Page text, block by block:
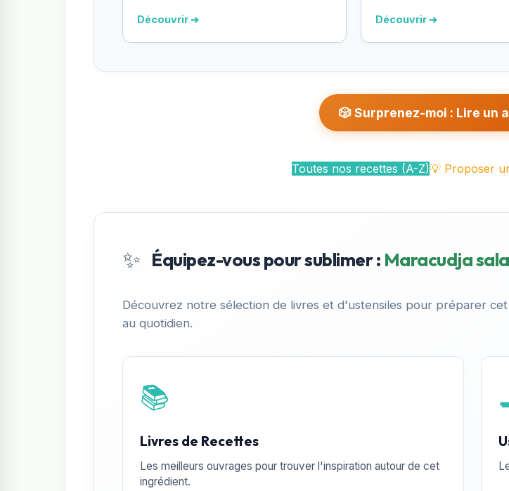
Découvrir ➔ Découvrir ➔
🎲 Surprenez-moi : Lire un
Toutes nos recettes (A-Z)💡 Proposer
✨ Équipez-vous pour sublimer : Maracudja
Découvrez notre sélection de livres et d'ustensiles pour préparer
au quotidien.
📚
Livres de Recettes
Les meilleurs ouvrages pour trouver l'inspiration autour de cet
ingrédient.